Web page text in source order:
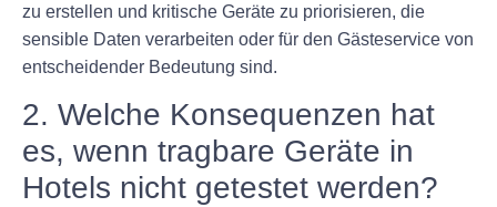
zu erstellen und kritische Geräte zu priorisieren, die
sensible Daten verarbeiten oder für den Gästeservice von
entscheidender Bedeutung sind.
2. Welche Konsequenzen hat
es, wenn tragbare Geräte in
Hotels nicht getestet werden?